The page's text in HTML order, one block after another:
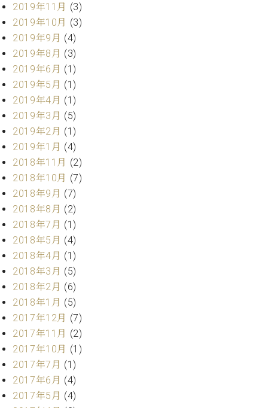
お
問
い
わ
せ
尾山調律師のブ
ログ Die
Musikgasse（音
楽の小道）
2019年11月 (3)
2019年10月 (3)
2019年9月 (4)
2019年8月 (3)
2019年6月 (1)
2019年5月 (1)
2019年4月 (1)
2019年3月 (5)
2019年2月 (1)
2019年1月 (4)
2018年11月 (2)
2018年10月 (7)
2018年9月 (7)
2018年8月 (2)
2018年7月 (1)
2018年5月 (4)
2018年4月 (1)
2018年3月 (5)
2018年2月 (6)
2018年1月 (5)
2017年12月 (7)
2017年11月 (2)
2017年10月 (1)
2017年7月 (1)
2017年6月 (4)
2017年5月 (4)